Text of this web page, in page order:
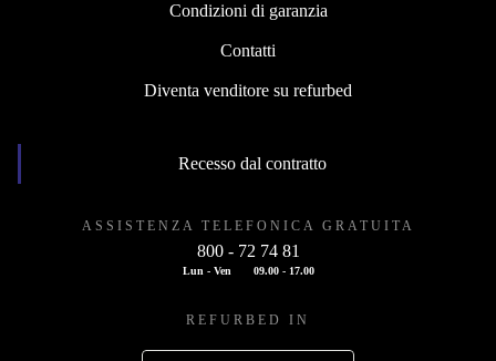
Condizioni di garanzia
Contatti
Diventa venditore su refurbed
Recesso dal contratto
ASSISTENZA TELEFONICA GRATUITA
800 - 72 74 81
Lun - Ven 09.00 - 17.00
REFURBED IN